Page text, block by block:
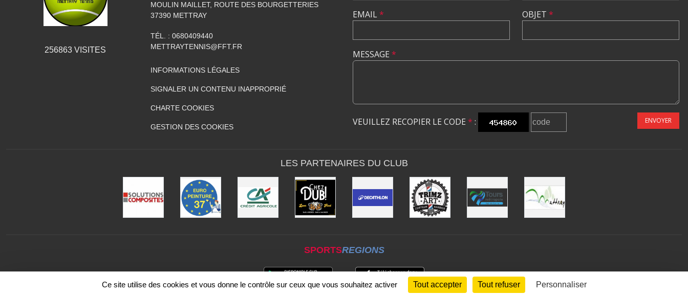
256863 VISITES
MOULIN MAILLET, ROUTE DES BOURGETTERIES
37390 METTRAY
TÉL. : 0680409440
METTRAYTENNIS@FFT.FR
INFORMATIONS LÉGALES
SIGNALER UN CONTENU INAPPROPRIÉ
CHARTE COOKIES
GESTION DES COOKIES
EMAIL* OBJET *
MESSAGE *
VEUILLEZ RECOPIER LE CODE * : ENVOYER
LES PARTENAIRES DU CLUB
SPORTSREGIONS
Ce site utilise des cookies et vous donne le contrôle sur ceux que vous souhaitez activer Tout accepter Tout refuser Personnaliser